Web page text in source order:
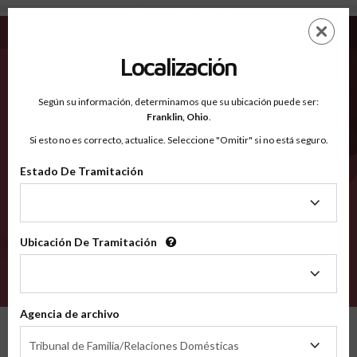
Lancaster SC - Condados Reconocidos
EN
Condados Reconocidos
2600
Localización
Según su información, determinamos que su ubicación puede ser:
Franklin, Ohio.
Si esto no es correcto, actualice. Seleccione "Omitir" si no está seguro.
Estado De Tramitación
Tramitación
Ubicación De Tramitación
Tramitación
Agencia de archivo
Tribunal de Familia/Relaciones Domésticas
de